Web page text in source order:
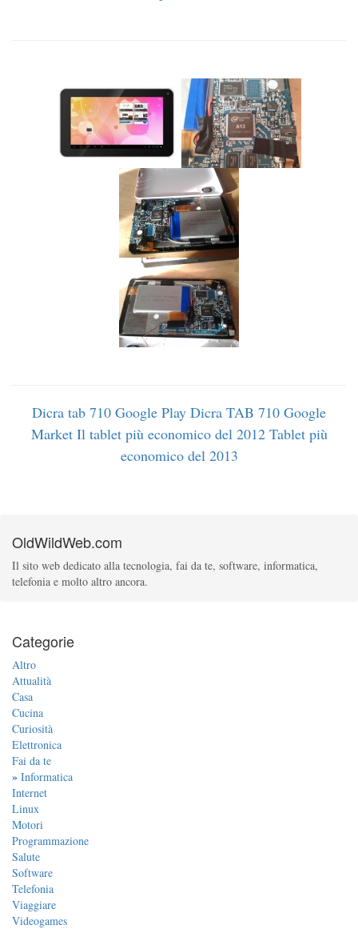
Dicra tab 710 Google Play Dicra TAB 710 Google
Market Il tablet più economico del 2012 Tablet più
economico del 2013
OldWildWeb.com
Il sito web dedicato alla tecnologia, fai da te, software, informatica,
telefonia e molto altro ancora.
Categorie
Altro
Attualità
Casa
Cucina
Curiosità
Elettronica
Fai da te
» Informatica
Internet
Linux
Motori
Programmazione
Salute
Software
Telefonia
Viaggiare
Videogames